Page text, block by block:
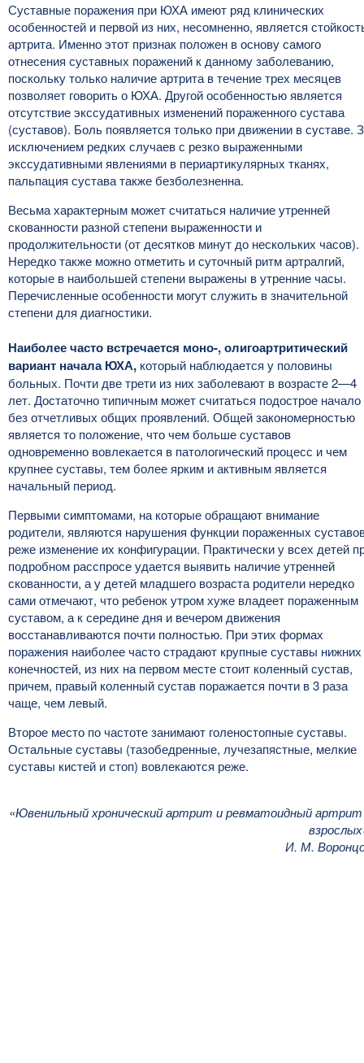
Суставные поражения при ЮХА имеют ряд клинических
особенностей и первой из них, несомненно, является
артрита. Именно этот признак положен в основу самого
отнесения суставных поражений к данному заболеванию,
поскольку только наличие артрита в течение трех месяцев
позволяет говорить о ЮХА. Другой особенностью является
отсутствие экссудативных изменений пораженного сустава
(суставов). Боль появляется только при движении в суставе.
исключением редких случаев с резко выраженными
экссудативными явлениями в периартикулярных тканях,
пальпация сустава также безболезненна.
Весьма характерным может считаться наличие утренней
скованности разной степени выраженности и
продолжительности (от десятков минут до нескольких часов).
Нередко также можно отметить и суточный ритм артралгий,
которые в наибольшей степени выражены в утренние часы.
Перечисленные особенности могут служить в значительной
степени для диагностики.
Наиболее часто встречается моно-, олигоартритический
вариант начала ЮХА, который наблюдается у половины
больных. Почти две трети из них заболевают в возрасте 2—4
лет. Достаточно типичным может считаться подострое начало
без отчетливых общих проявлений. Общей закономерностью
является то положение, что чем больше суставов
одновременно вовлекается в патологический процесс и чем
крупнее суставы, тем более ярким и активным является
начальный период.
Первыми симптомами, на которые обращают внимание
родители, являются нарушения функции пораженных
реже изменение их конфигурации. Практически у всех детей
подробном расспросе удается выявить наличие утренней
скованности, а у детей младшего возраста родители нередко
сами отмечают, что ребенок утром хуже владеет пораженным
суставом, а к середине дня и вечером движения
восстанавливаются почти полностью. При этих формах
поражения наиболее часто страдают крупные суставы нижних
конечностей, из них на первом месте стоит коленный сустав,
причем, правый коленный сустав поражается почти в 3 раза
чаще, чем левый.
Второе место по частоте занимают голеностопные суставы.
Остальные суставы (тазобедренные, лучезапястные, мелкие
суставы кистей и стоп) вовлекаются реже.
«Ювенильный хронический артрит и ревматоидный
И. М.